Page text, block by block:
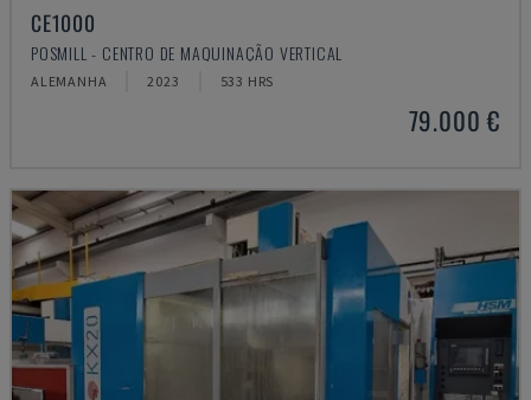
CE1000
POSMILL - CENTRO DE MAQUINAÇÃO VERTICAL
ALEMANHA 2023 533 HRS
79.000 €